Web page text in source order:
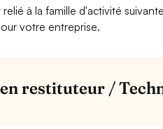
à la famille d'activité
votre entreprise.
restituteur /